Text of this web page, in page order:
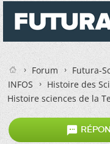
Forum
Futura-
INFOS
Histoire des
Histoire sciences de la
